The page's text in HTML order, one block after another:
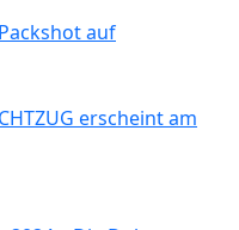
erscheint am